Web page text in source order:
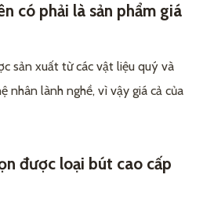
có phải là sản phẩm giá
sản xuất từ các vật liệu quý và
nhân lành nghề, vì vậy giá cả của
được loại bút cao cấp